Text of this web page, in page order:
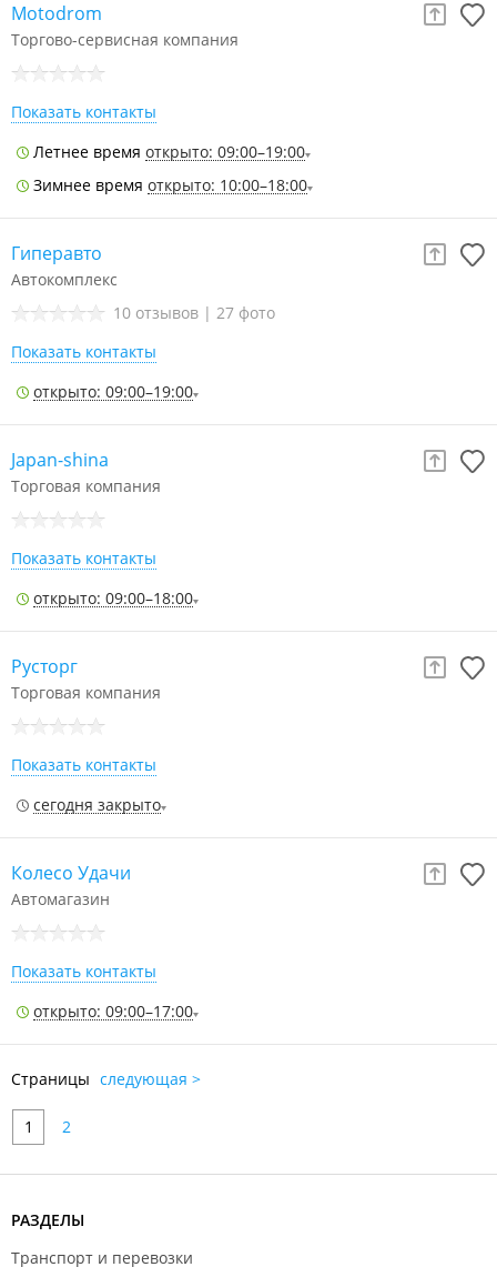
Motodrom
Торгово-сервисная компания
Показать контакты
Летнее время открыто: 09:00–19:00
Зимнее время открыто: 10:00–18:00
Гиперавто
Автокомплекс
10 отзывов | 27 фото
Показать контакты
открыто: 09:00–19:00
Japan-shina
Торговая компания
Показать контакты
открыто: 09:00–18:00
Русторг
Торговая компания
Показать контакты
сегодня закрыто
Колесо Удачи
Автомагазин
Показать контакты
открыто: 09:00–17:00
Страницы следующая >
1 2
РАЗДЕЛЫ
Транспорт и перевозки